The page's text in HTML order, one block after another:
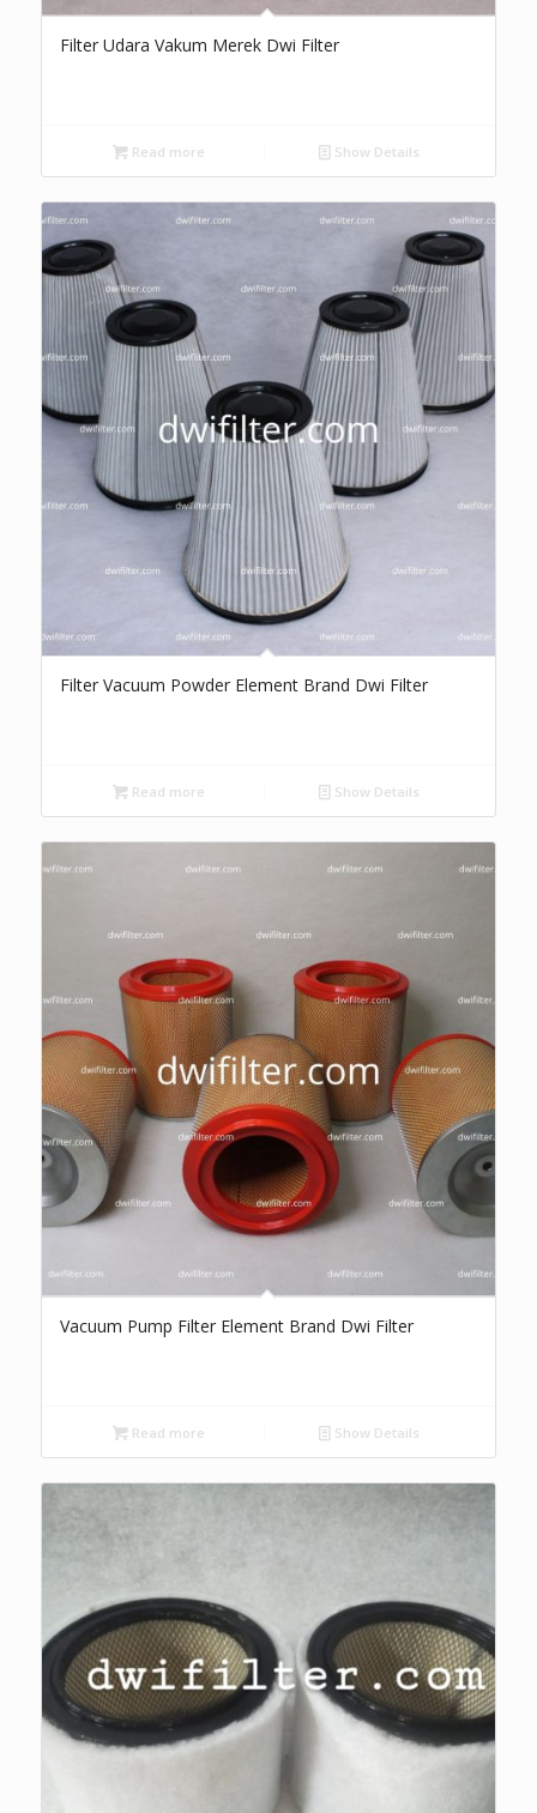
Filter Udara Vakum Merek Dwi Filter
Read more Show Details
Filter Vacuum Powder Element Brand Dwi Filter
Read more Show Details
Vacuum Pump Filter Element Brand Dwi Filter
Read more Show Details